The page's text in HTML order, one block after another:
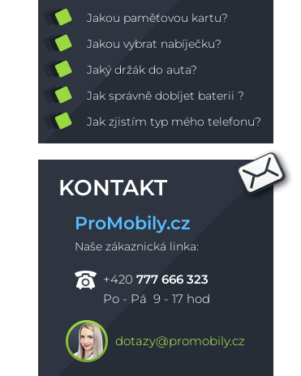
Jakou paměťovou kartu?
Jakou vybrat nabíječku?
Jaký držák do auta?
Jak správně dobíjet baterii ?
Jak zjistím typ mého telefonu?
KONTAKT
ProMobily.cz
Naše zákaznická linka:
+420 777 666 323
Po - Pá 9 - 17 hod
dotazy@promobily.cz